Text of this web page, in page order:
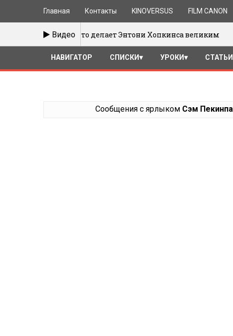
Главная Контакты KINOVERSUS FILM CANON
Видео
Что делает Энтони Хопкинса великим
НАВИГАТОР СПИСКИ УРОКИ СТАТЬИ
Сообщения с ярлыком Сэм Пекинпа